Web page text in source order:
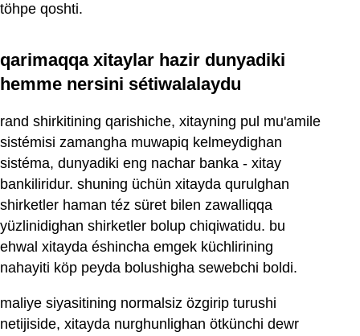
töhpe qoshti.
qarimaqqa xitaylar hazir dunyadiki
hemme nersini sétiwalalaydu
rand shirkitining qarishiche, xitayning pul mu'amile
sistémisi zamangha muwapiq kelmeydighan
sistéma, dunyadiki eng nachar banka - xitay
bankiliridur. shuning üchün xitayda qurulghan
shirketler haman téz süret bilen zawalliqqa
yüzlinidighan shirketler bolup chiqiwatidu. bu
ehwal xitayda éshincha emgek küchlirining
nahayiti köp peyda bolushigha sewebchi boldi.
maliye siyasitining normalsiz özgirip turushi
netijiside, xitayda nurghunlighan ötkünchi dewr